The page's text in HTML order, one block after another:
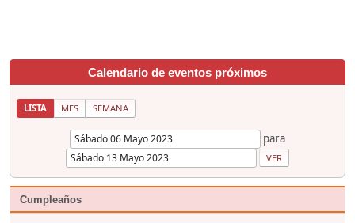
Calendario de eventos próximos
LISTA MES SEMANA
para
Cumpleaños